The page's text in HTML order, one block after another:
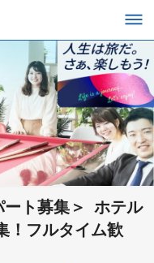
ート募集＞ ホテル
！フルタイム歓